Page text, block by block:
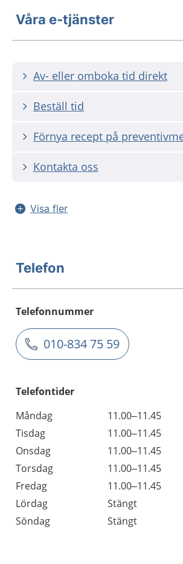
Våra e-tjänster
Av- eller omboka tid direkt
Beställ tid
Förnya recept på
Kontakta oss
Visa fler
Telefon
Telefonnummer
010-834 75 59
Telefontider
Måndag
11.00–11.45
Tisdag
11.00–11.45
Onsdag
11.00–11.45
Torsdag
11.00–11.45
Fredag
11.00–11.45
Lördag
Stängt
Söndag
Stängt